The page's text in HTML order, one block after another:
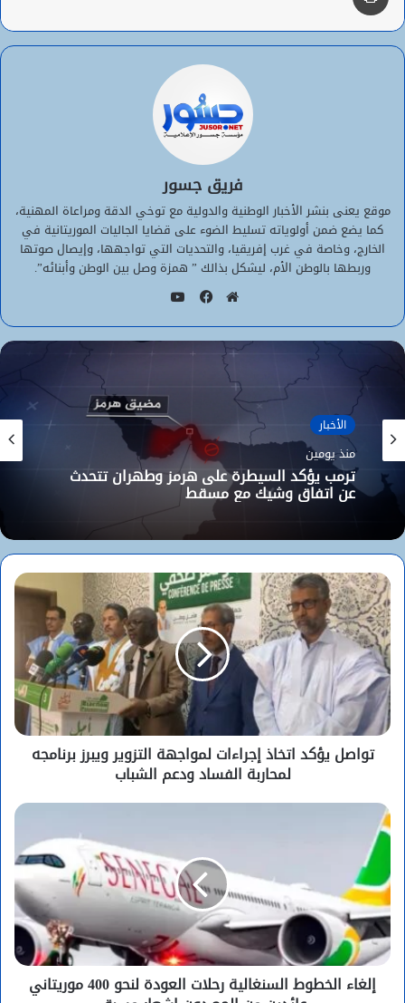
فريق جسور
موقع يعنى بنشر الأخبار الوطنية والدولية مع توخي الدقة ومراعاة المهنية،
كما يضع ضمن أولوياته تسليط الضوء على قضايا الجاليات الموريتانية في
الخارج، وخاصة في غرب إفريقيا، والتحديات التي تواجهها، وإيصال صوتها
وربطها بالوطن الأم، ليشكل بذالك ” همزة وصل بين الوطن وأبنائه”.
الويب
الأخبار
منذ يومين
ترمب يؤكد السيطرة على هرمز وطهران تتحدث
عن اتفاق وشيك مع مسقط
تواصل يؤكد اتخاذ إجراءات لمواجهة التزوير ويبرز برنامجه
لمحاربة الفساد ودعم الشباب
إلغاء الخطوط السنغالية رحلات العودة لنحو 400 موريتاني